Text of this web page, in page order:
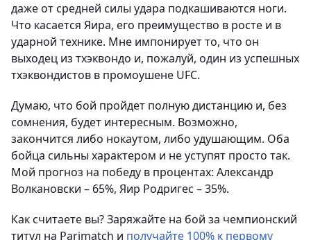
даже от средней силы удара подкашиваются ноги.
Что касается Яира, его преимущество в росте и в
ударной технике. Мне импонирует то, что он
выходец из тхэквондо и, пожалуй, один из успешных
тхэквондистов в промоушене UFC.
Думаю, что бой пройдет полную дистанцию и, без
сомнения, будет интересным. Возможно,
закончится либо нокаутом, либо удушающим. Оба
бойца сильны характером и не уступят просто так.
Мой прогноз на победу в процентах: Александр
Волкановски – 65%, Яир Родригес – 35%.
Как считаете вы? Заряжайте на бой за чемпионский
титул на Parimatch и получайте 100% к первому